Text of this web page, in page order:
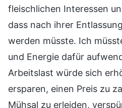
fleischlichen Interessen
dass nach ihrer
werden müsste. Ich
und Energie dafür
Arbeitslast würde sich
ersparen, einen Preis zu
Mühsal zu erleiden,